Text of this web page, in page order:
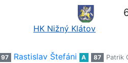
HK Nižný Klátov
97 Rastislav Štefáni A 87 Patrik